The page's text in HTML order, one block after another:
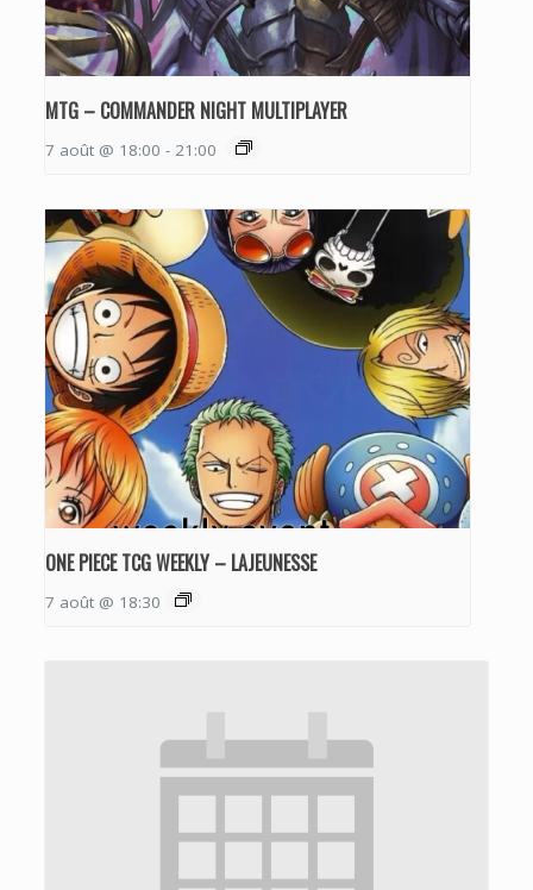
MTG – COMMANDER NIGHT MULTIPLAYER
7 août @ 18:00 - 21:00
ONE PIECE TCG WEEKLY – LAJEUNESSE
7 août @ 18:30